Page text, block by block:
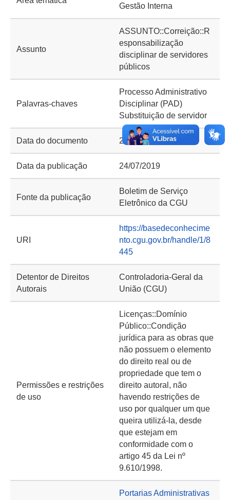
Gestão Interna
Assunto
ASSUNTO::Correição::R
esponsabilização
disciplinar de servidores
públicos
Palavras-chaves
Processo Administrativo
Disciplinar (PAD)
Substituição de servidor
Data do documento 23/07/2019
Data da publicação 24/07/2019
Fonte da publicação
Boletim de Serviço
Eletrônico da CGU
URI
https://basedeconhecime
nto.cgu.gov.br/handle/1/8
445
Detentor de Direitos
Autorais
Controladoria-Geral da
União (CGU)
Permissões e restrições
de uso
Licenças::Domínio
Público::Condição
jurídica para as obras que
não possuem o elemento
do direito real ou de
propriedade que tem o
direito autoral, não
havendo restrições de
uso por qualquer um que
queira utilizá-la, desde
que estejam em
conformidade com o
artigo 45 da Lei nº
9.610/1998.
Portarias Administrativas